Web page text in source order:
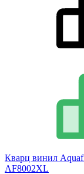
Кварц винил
AF8002XL